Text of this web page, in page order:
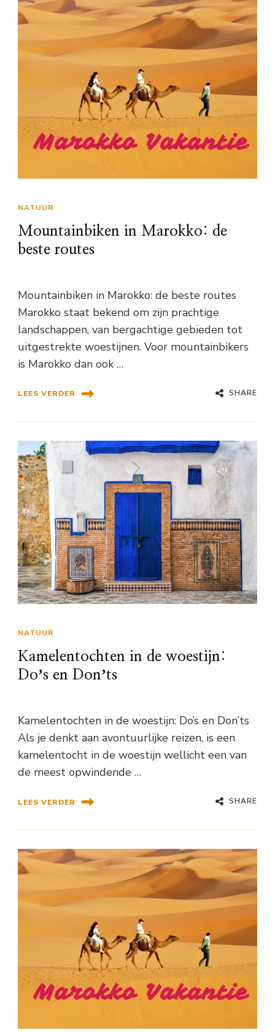
NATUUR
Mountainbiken in Marokko: de
beste routes
Mountainbiken in Marokko: de beste routes
Marokko staat bekend om zijn prachtige
landschappen, van bergachtige gebieden tot
uitgestrekte woestijnen. Voor mountainbikers
is Marokko dan ook …
LEES VERDER SHARE
NATUUR
Kamelentochten in de woestijn:
Doʼs en Donʼts
Kamelentochten in de woestijn: Do’s en Don’ts
Als je denkt aan avontuurlijke reizen, is een
kamelentocht in de woestijn wellicht een van
de meest opwindende …
LEES VERDER SHARE